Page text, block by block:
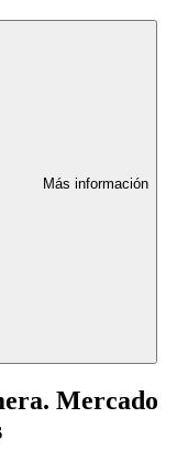
Más información
Mercado